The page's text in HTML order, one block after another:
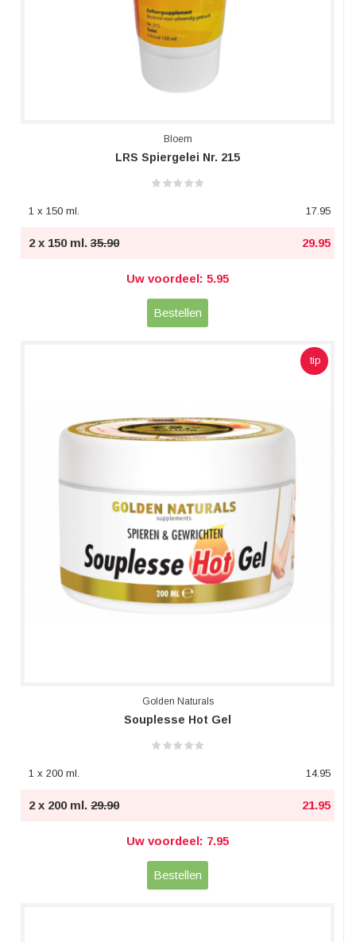
Bloem
LRS Spiergelei Nr. 215
1 x 150 ml. 17.95
2 x 150 ml. 35.90 29.95
Uw voordeel: 5.95
Bestellen
tip
Golden Naturals
Souplesse Hot Gel
1 x 200 ml. 14.95
2 x 200 ml. 29.90 21.95
Uw voordeel: 7.95
Bestellen